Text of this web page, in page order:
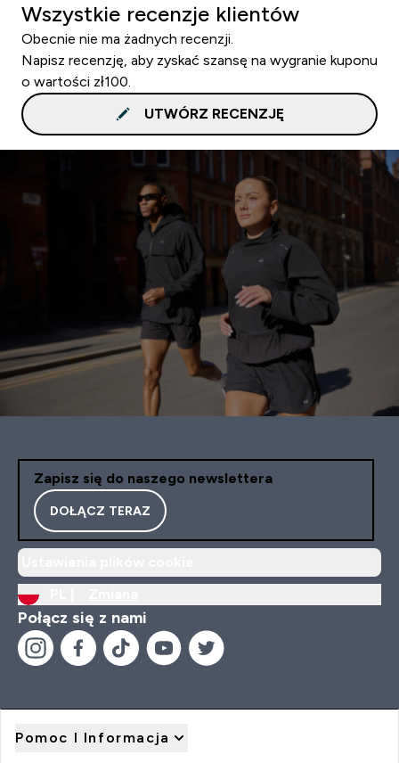
Wszystkie recenzje klientów
Obecnie nie ma żadnych recenzji.
Napisz recenzję, aby zyskać szansę na wygranie kuponu
o wartości zł100.
UTWÓRZ RECENZJĘ
Zapisz się do naszego newslettera
DOŁĄCZ TERAZ
Połącz się z nami
Pomoc I Informacja